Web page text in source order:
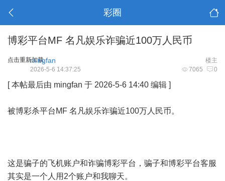
彩圈
博彩平台MF 名凡娱乐诈骗近100万人民币
点击重新加载 楼主
mingfan
7065 0
2026-5-6 14:37:25
[ 本帖最后由 mingfan 于 2026-5-6 14:40 编辑 ]
被博彩杀平台MF 名凡娱乐诈骗近100万人民币。
这是骗子的飞机账户和诈骗博彩平台，骗子和博彩平台客服
其实是一个人用2个账户和我聊天。